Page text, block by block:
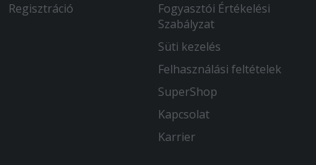
Regisztráció
Fogyasztói Értékelési
Szabályzat
Süti kezelés
Felhasználási feltételek
SuperShop
Kapcsolat
Karrier